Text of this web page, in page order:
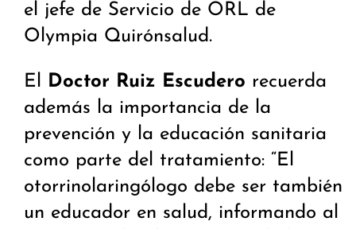
el jefe de Servicio de ORL de
Olympia Quirónsalud.
El Doctor Ruiz Escudero recuerda
además la importancia de la
prevención y la educación sanitaria
como parte del tratamiento: “El
otorrinolaringólogo debe ser también
un educador en salud, informando al